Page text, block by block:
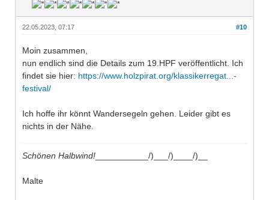
#10
22.05.2023, 07:17
Moin zusammen,
nun endlich sind die Details zum 19.HPF veröffentlicht. Ich
findet sie hier: https://www.holzpirat.org/klassikerregat...-
festival/
Ich hoffe ihr könnt Wandersegeln gehen. Leider gibt es
nichts in der Nähe.
Schönen Halbwind! ___________/)___/)____/)__
Malte